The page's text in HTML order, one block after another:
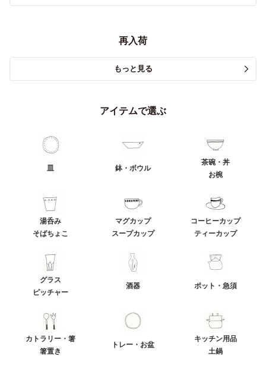
再入荷
もっと見る
アイテムで選ぶ
皿 鉢・ボウル
茶碗・丼
お椀
湯呑み
そばちょこ
マグカップ
スープカップ
コーヒーカップ
ティーカップ
グラス
ピッチャー
酒器 ポット・急須
カトラリー・箸
箸置き
トレー・お盆
キッチン用品
土鍋